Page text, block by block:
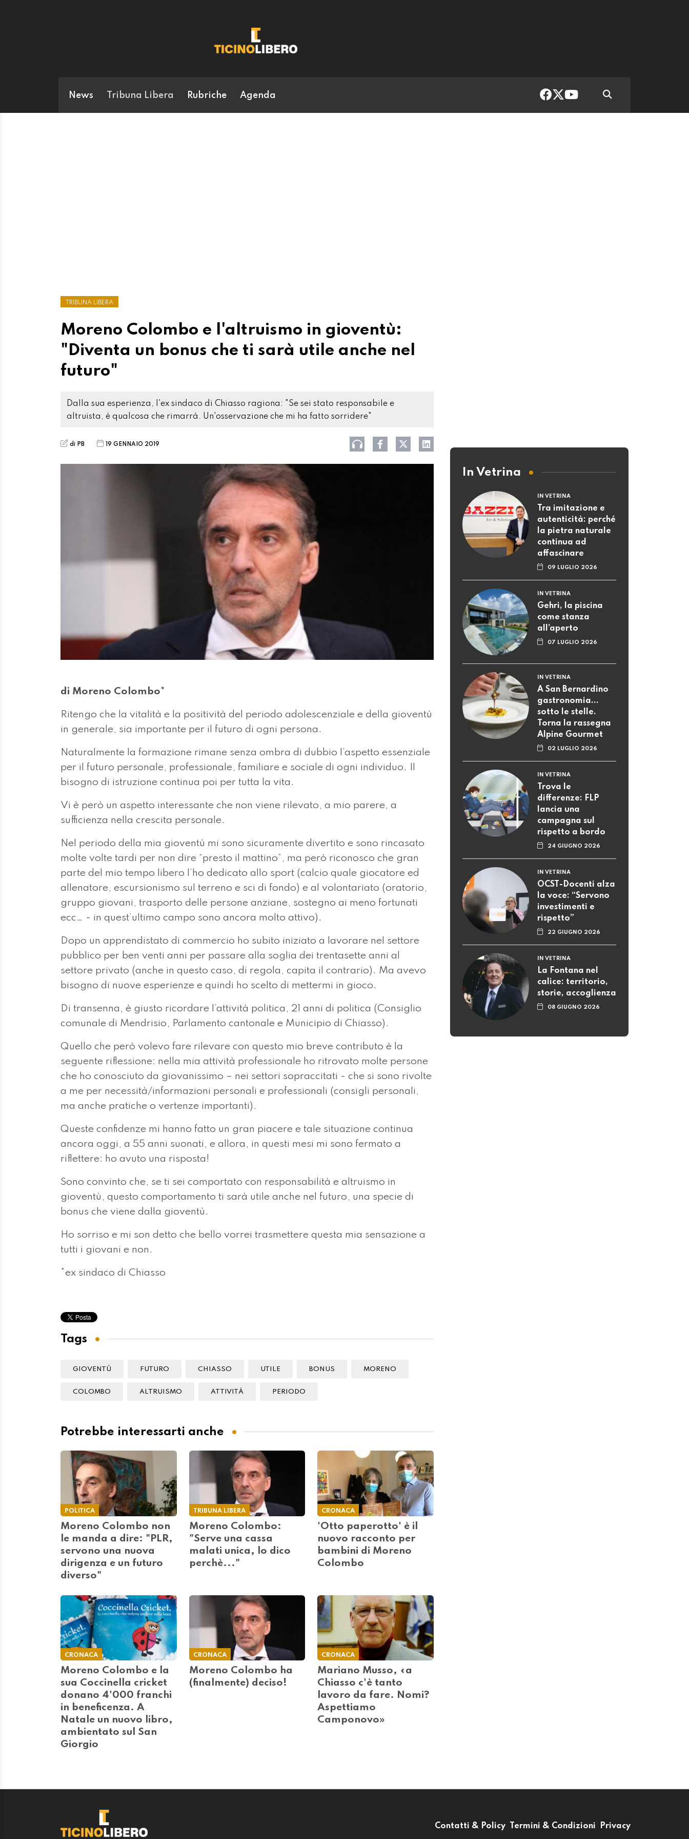
News Tribuna Libera Rubriche Agenda
TRIBUNA LIBERA
Moreno Colombo e l'altruismo in gioventù:
"Diventa un bonus che ti sarà utile anche nel
futuro"
Dalla sua esperienza, l'ex sindaco di Chiasso ragiona: "Se sei stato responsabile e
altruista, è qualcosa che rimarrà. Un'osservazione che mi ha fatto sorridere"
di PB 19 GENNAIO 2019
di Moreno Colombo*
Ritengo che la vitalità e la positività del periodo adolescenziale e della gioventù
in generale, sia importante per il futuro di ogni persona.
Naturalmente la formazione rimane senza ombra di dubbio l’aspetto essenziale
per il futuro personale, professionale, familiare e sociale di ogni individuo. Il
bisogno di istruzione continua poi per tutta la vita.
Vi è però un aspetto interessante che non viene rilevato, a mio parere, a
sufficienza nella crescita personale.
Nel periodo della mia gioventù mi sono sicuramente divertito e sono rincasato
molte volte tardi per non dire “presto il mattino”, ma però riconosco che gran
parte del mio tempo libero l’ho dedicato allo sport (calcio quale giocatore ed
allenatore, escursionismo sul terreno e sci di fondo) e al volontariato (oratorio,
gruppo giovani, trasporto delle persone anziane, sostegno ai meno fortunati
ecc… - in quest’ultimo campo sono ancora molto attivo).
Dopo un apprendistato di commercio ho subito iniziato a lavorare nel settore
pubblico per ben venti anni per passare alla soglia dei trentasette anni al
settore privato (anche in questo caso, di regola, capita il contrario). Ma avevo
bisogno di nuove esperienze e quindi ho scelto di mettermi in gioco.
Di transenna, è giusto ricordare l’attività politica, 21 anni di politica (Consiglio
comunale di Mendrisio, Parlamento cantonale e Municipio di Chiasso).
Quello che però volevo fare rilevare con questo mio breve contributo è la
seguente riflessione: nella mia attività professionale ho ritrovato molte persone
che ho conosciuto da giovanissimo – nei settori sopraccitati - che si sono rivolte
a me per necessità/informazioni personali e professionali (consigli personali,
ma anche pratiche o vertenze importanti).
Queste confidenze mi hanno fatto un gran piacere e tale situazione continua
ancora oggi, a 55 anni suonati, e allora, in questi mesi mi sono fermato a
riflettere: ho avuto una risposta!
Sono convinto che, se ti sei comportato con responsabilità e altruismo in
gioventù, questo comportamento ti sarà utile anche nel futuro, una specie di
bonus che viene dalla gioventù.
Ho sorriso e mi son detto che bello vorrei trasmettere questa mia sensazione a
tutti i giovani e non.
*ex sindaco di Chiasso
Tags
GIOVENTÙ FUTURO CHIASSO UTILE BONUS MORENO
COLOMBO ALTRUISMO ATTIVITÀ PERIODO
Potrebbe interessarti anche
POLITICA
Moreno Colombo non
le manda a dire: "PLR,
servono una nuova
dirigenza e un futuro
diverso"
TRIBUNA LIBERA
Moreno Colombo:
"Serve una cassa
malati unica, lo dico
perchè..."
CRONACA
'Otto paperotto' è il
nuovo racconto per
bambini di Moreno
Colombo
CRONACA
Moreno Colombo e la
sua Coccinella cricket
donano 4'000 franchi
in beneficenza. A
Natale un nuovo libro,
ambientato sul San
Giorgio
CRONACA
Moreno Colombo ha
(finalmente) deciso!
CRONACA
Mariano Musso, «a
Chiasso c'è tanto
lavoro da fare. Nomi?
Aspettiamo
Camponovo»
In Vetrina
IN VETRINA
Tra imitazione e
autenticità: perché
la pietra naturale
continua ad
affascinare
09 LUGLIO 2026
IN VETRINA
Gehri, la piscina
come stanza
all’aperto
07 LUGLIO 2026
IN VETRINA
A San Bernardino
gastronomia...
sotto le stelle.
Torna la rassegna
Alpine Gourmet
02 LUGLIO 2026
IN VETRINA
Trova le
differenze: FLP
lancia una
campagna sul
rispetto a bordo
24 GIUGNO 2026
IN VETRINA
OCST-Docenti alza
la voce: “Servono
investimenti e
rispetto”
22 GIUGNO 2026
IN VETRINA
La Fontana nel
calice: territorio,
storie, accoglienza
08 GIUGNO 2026
Contatti & Policy Termini & Condizioni Privacy